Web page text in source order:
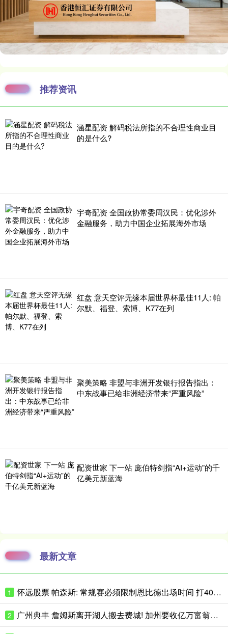
推荐资讯
涵星配资 解码税法所指的不合理性商业目
的是什么?
宇奇配资 全国政协常委周汉民：优化涉外
金融服务，助力中国企业拓展海外市场
红盘 意天空评无缘本届世界杯最佳11人: 帕
尔默、福登、索博、K77在列
聚美策略 非盟与非洲开发银行报告指出：
中东战事已给非洲经济带来“严重风险”
配资世家 下一站 庞伯特剑指“AI+运动”的千
亿美元新蓝海
最新文章
1 怀远股票 帕森斯: 常规赛必须限制恩比德出场时间 打40场&每场25分钟就行了
2 广州典丰 詹姆斯离开湖人搬去费城! 加州要收亿万富翁税, 搬走也白搭?